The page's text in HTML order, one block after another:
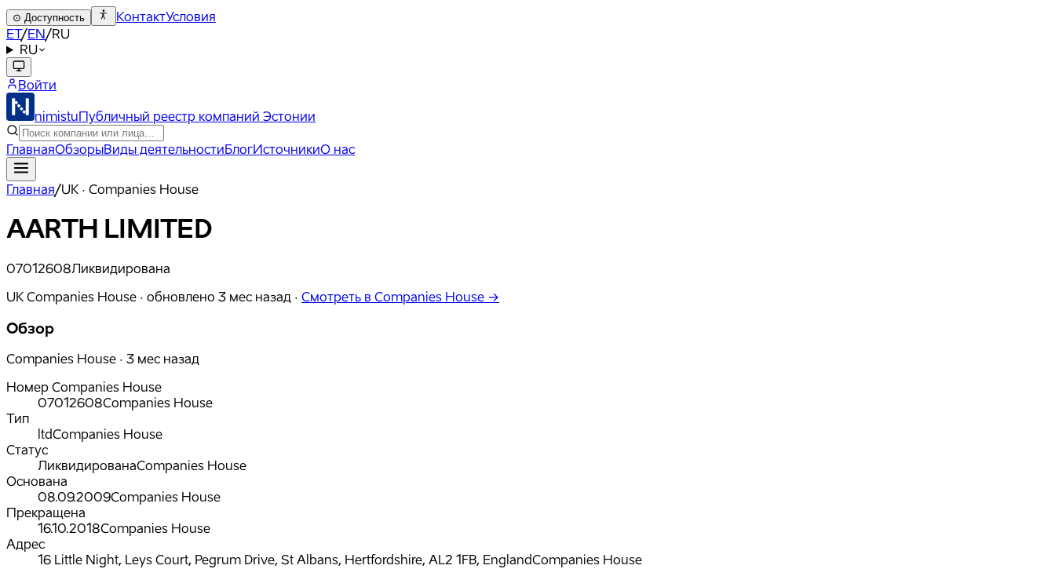
⊙ Доступность КонтактУсловия
ET/EN/RU
RU
Войти
nimistuПубличный реестр компаний Эстонии
ГлавнаяОбзорыВиды деятельностиБлогИсточникиО нас
Главная/UK · Companies House
AARTH LIMITED
07012608Ликвидирована
UK Companies House · обновлено 3 мес назад · Смотреть в Companies House →
Обзор
Companies House · 3 мес назад
Номер Companies House
07012608Companies House
Тип
ltdCompanies House
Статус
ЛиквидированаCompanies House
Основана
08.09.2009Companies House
Прекращена
16.10.2018Companies House
Адрес
16 Little Night, Leys Court, Pegrum Drive, St Albans, Hertfordshire, AL2 1FB, EnglandCompanies House